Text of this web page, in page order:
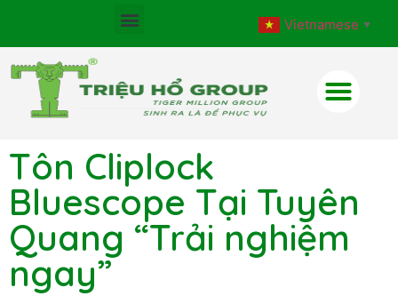
Vietnamese ▼
Tôn Cliplock
Bluescope Tại Tuyên
Quang “Trải nghiệm
ngay”